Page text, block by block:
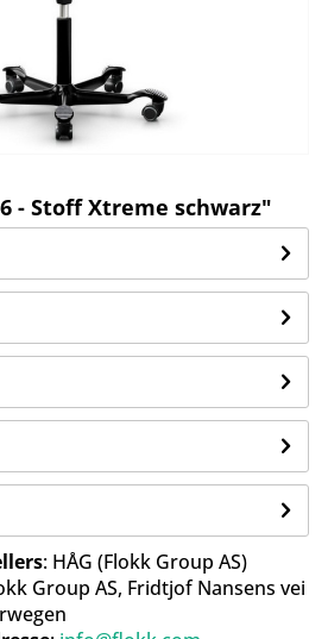
- Stoff Xtreme schwarz"
: HÅG (Flokk Group AS)
Group AS, Fridtjof Nansens vei